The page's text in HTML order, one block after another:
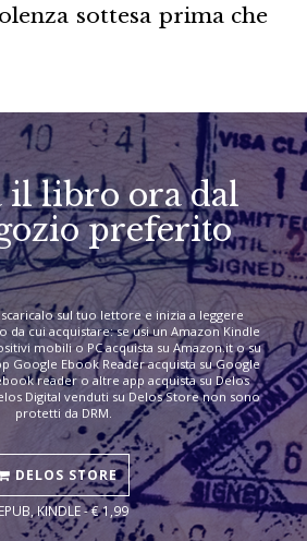
sottesa prima che
il libro ora dal
preferito
sul tuo lettore e inizia a leggere
da cui acquistare: se usi un Amazon Kindle
mobili o PC acquista su Amazon.it o su
Google Ebook Reader acquista su Google
reader o altre app acquista su Delos
Digital venduti su Delos Store non sono
protetti da DRM.
DELOS STORE
EPUB, KINDLE - € 1,99